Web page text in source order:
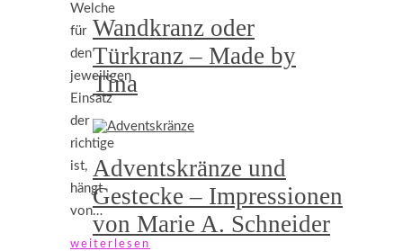
Welche
für
den
jeweiligen
Einsatz
der
richtige
ist,
hängt
von…
weiterlesen
Wandkranz oder
Türkranz – Made by
Tina
Adventskränze und
Gestecke – Impressionen
von Marie A. Schneider